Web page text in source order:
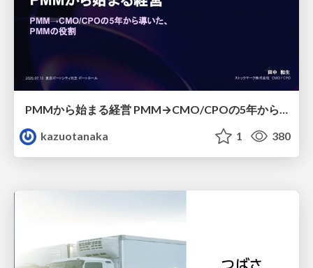
kazuotanaka
1 380